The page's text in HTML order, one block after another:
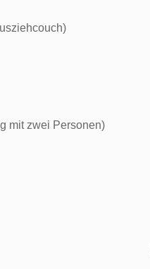
mit zwei Personen)